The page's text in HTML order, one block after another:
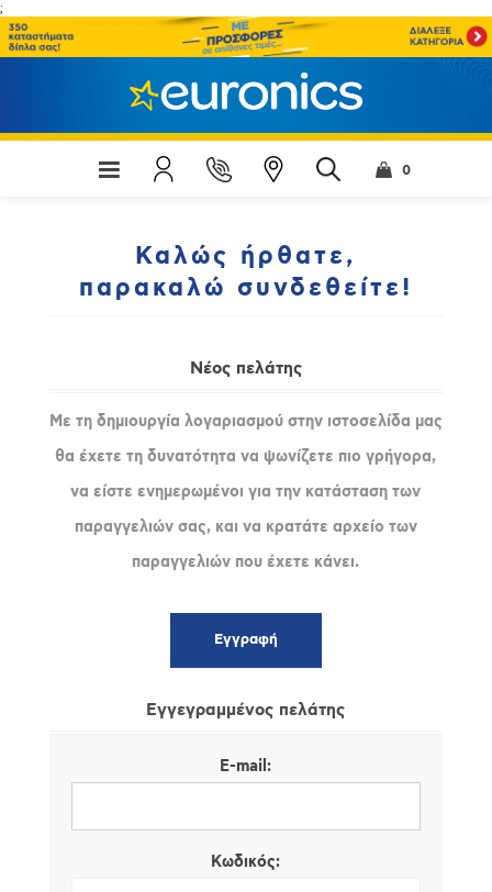
;
0
Καλώς ήρθατε,
παρακαλώ συνδεθείτε!
Νέος πελάτης
Με τη δημιουργία λογαριασμού στην ιστοσελίδα μας
θα έχετε τη δυνατότητα να ψωνίζετε πιο γρήγορα,
να είστε ενημερωμένοι για την κατάσταση των
παραγγελιών σας, και να κρατάτε αρχείο των
παραγγελιών που έχετε κάνει.
Εγγεγραμμένος πελάτης
E-mail:
Κωδικός: